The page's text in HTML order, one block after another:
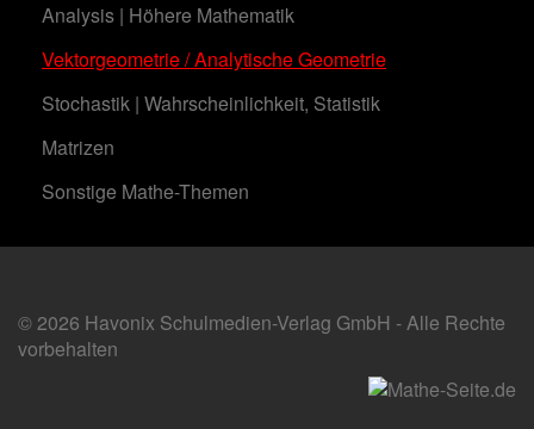
Analysis | Höhere Mathematik
Vektorgeometrie / Analytische Geometrie
Stochastik | Wahrscheinlichkeit, Statistik
Matrizen
Sonstige Mathe-Themen
© 2026 Havonix Schulmedien-Verlag GmbH - Alle Rechte
vorbehalten